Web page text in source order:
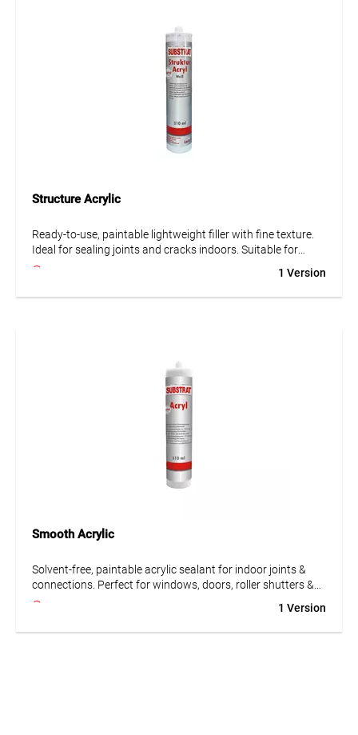
Structure Acrylic
Ready-to-use, paintable lightweight filler with fine texture.
Ideal for sealing joints and cracks indoors. Suitable for
windows, doors, roller shutters, partitions & ceilings. Not for
1 Version
Smooth Acrylic
Solvent-free, paintable acrylic sealant for indoor joints &
connections. Perfect for windows, doors, roller shutters &
partitions. Strong adhesion without primer. Not suitable for
1 Version